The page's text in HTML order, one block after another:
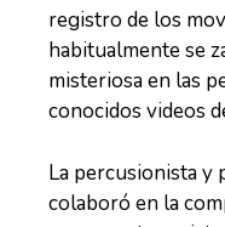
registro de los
habitualmente se
misteriosa en las
conocidos videos
La percusionista y
colaboró en la